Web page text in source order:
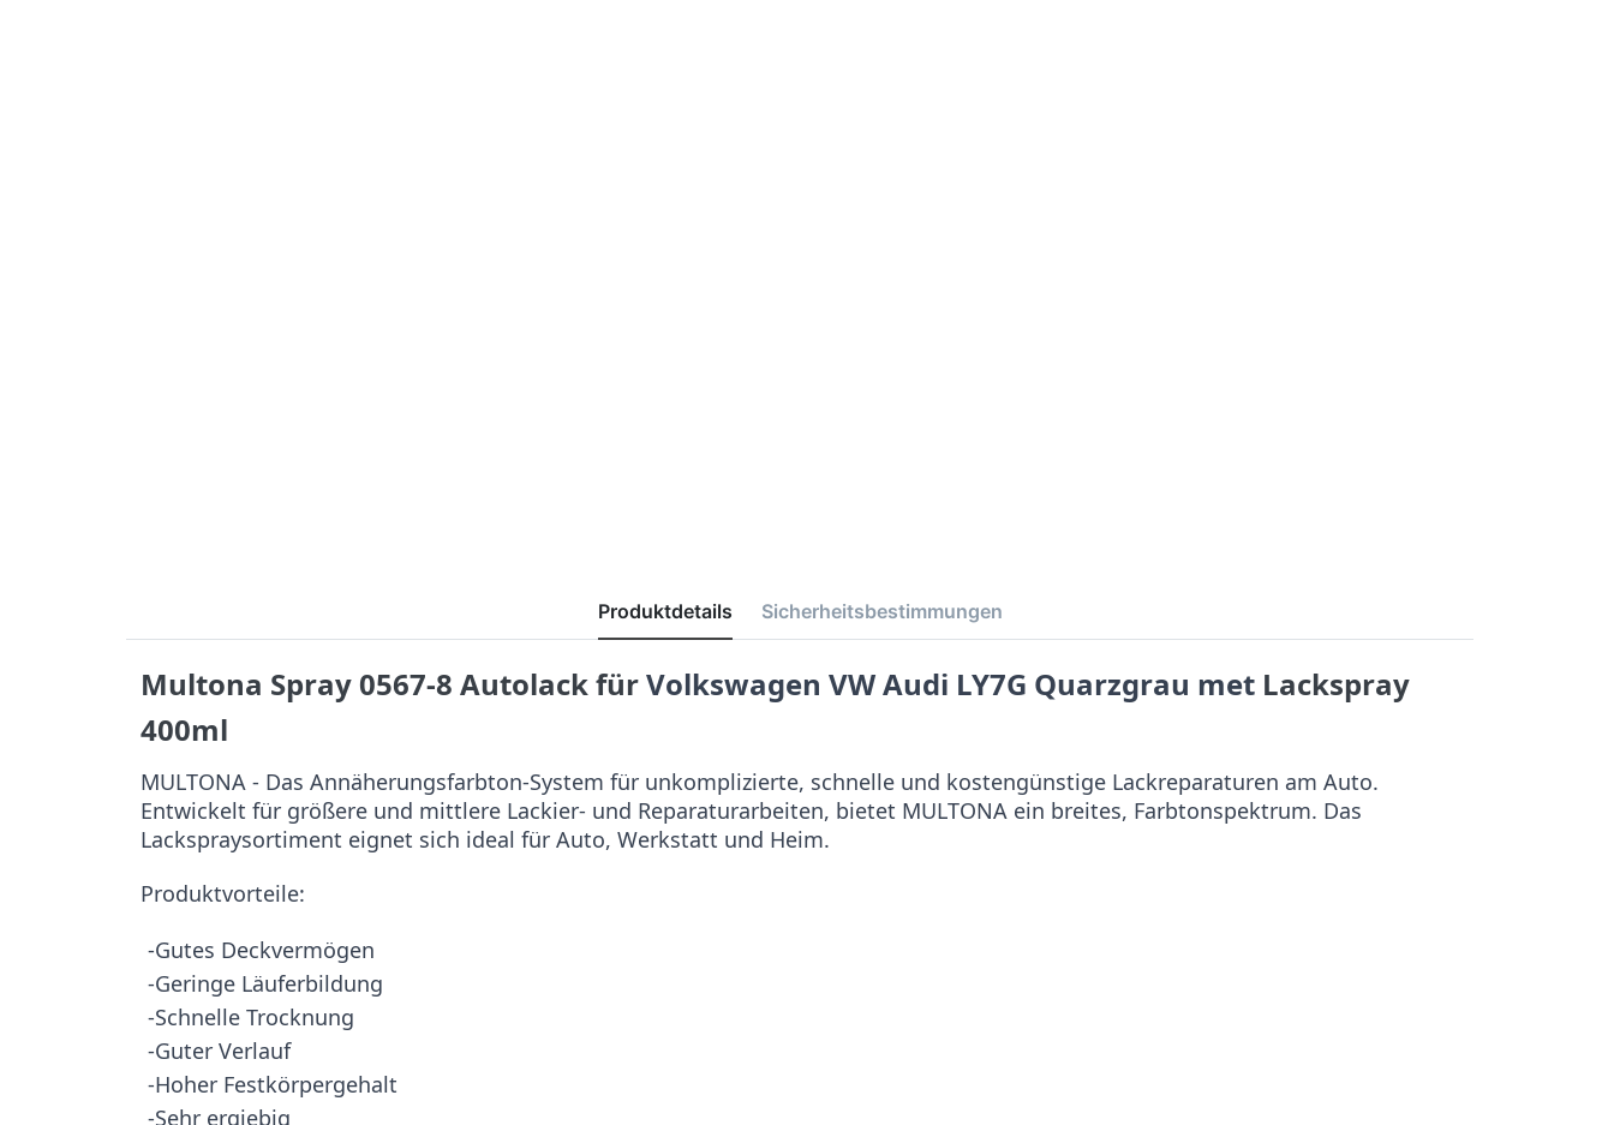
Produktdetails Sicherheitsbestimmungen
Multona Spray 0567-8 Autolack fürVolkswagen VW Audi LY7G Quarzgrau met Lackspray
400ml
MULTONA - Das Annäherungsfarbton-System für unkomplizierte, schnelle und kostengünstige Lackreparaturen am Auto.
Entwickelt für größere und mittlere Lackier- und Reparaturarbeiten, bietet MULTONA ein breites, Farbtonspektrum. Das
Lackspraysortiment eignet sich ideal für Auto, Werkstatt und Heim.
Produktvorteile:
-Gutes Deckvermögen
-Geringe Läuferbildung
-Schnelle Trocknung
-Guter Verlauf
-Hoher Festkörpergehalt
-Sehr ergiebig